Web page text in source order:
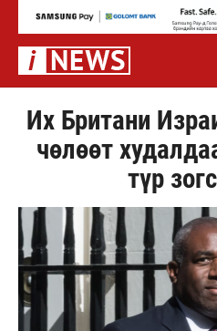
Их Британи
чөлөөт
түр